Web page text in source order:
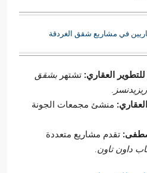
في مشاريع شقق الغردقة
العقاري: تشتهر بشقق
منشئ مجمعات الجونة
تقدم مشاريع متعددة
داون تاون